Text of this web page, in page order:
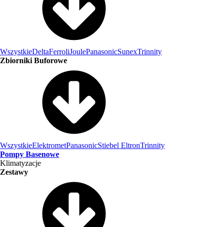
WszystkieDeltaFerroliJoulePanasonicSunexTrinnity
Zbiorniki Buforowe
WszystkieElektrometPanasonicStiebel EltronTrinnity
Pompy Basenowe
Klimatyzacje
Zestawy